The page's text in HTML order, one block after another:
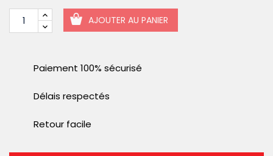
AJOUTER AU PANIER
Paiement 100% sécurisé
Délais respectés
Retour facile